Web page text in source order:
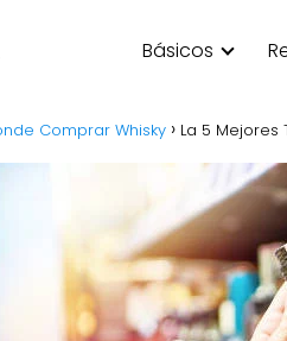
Básicos
Comprar Whisky La 5 Mejores